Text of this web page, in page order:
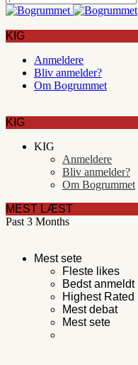
KIG
Anmeldere
Bliv anmelder?
Om Bogrummet
KIG
KIG
Anmeldere
Bliv anmelder?
Om Bogrummet
MEST LÆST
Past 3 Months
Mest sete
Fleste likes
Bedst anmeldt
Highest Rated
Mest debat
Mest sete